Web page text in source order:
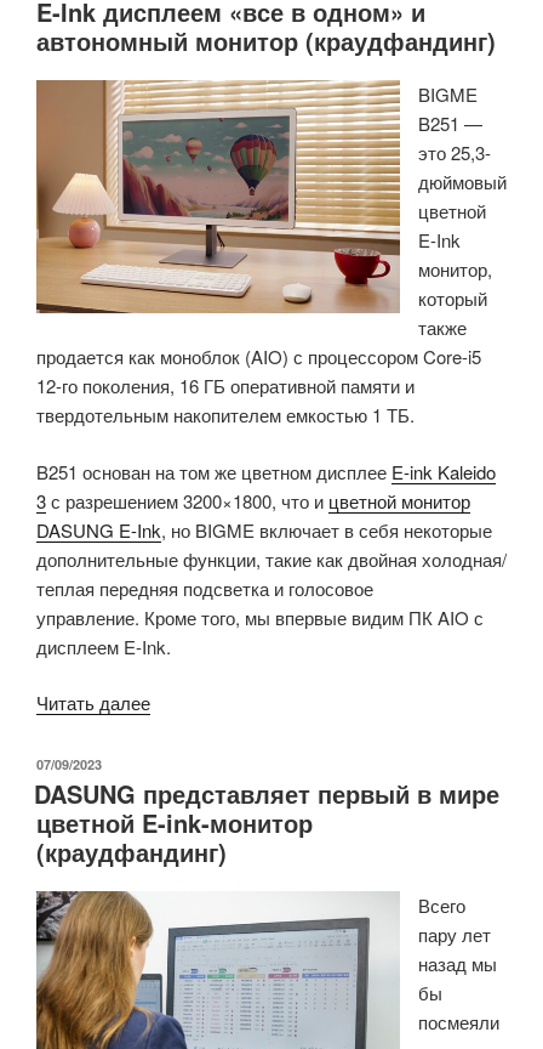
Eazeye
Radiant
дюйма»
E-Ink дисплеем «все в одном» и
автономный монитор (краудфандинг)
BIGME
B251 —
это 25,3-
дюймовый
цветной
E-Ink
монитор,
который
также
продается как моноблок (AIO) с процессором Core-i5
12-го поколения, 16 ГБ оперативной памяти и
твердотельным накопителем емкостью 1 ТБ.
B251 основан на том же цветном дисплее E-ink Kaleido
3с разрешением 3200×1800, что и цветной монитор
DASUNG E-Ink, но BIGME включает в себя некоторые
дополнительные функции, такие как двойная холодная/
теплая передняя подсветка и голосовое
управление. Кроме того, мы впервые видим ПК AIO с
дисплеем E-Ink.
Читать далее«BIGME
компьютер
с
цветным
дисплеем
«все
одном»
ОПУБЛИКОВАНО
07/09/2023
DASUNG представляет первый в мире
цветной E-ink-монитор
(краудфандинг)
Всего
пару лет
назад мы
бы
посмеяли